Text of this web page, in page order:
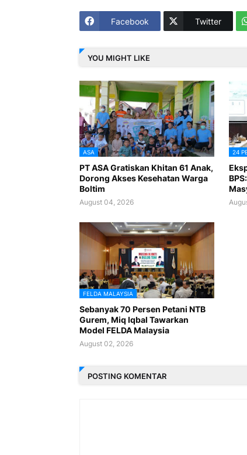
Facebook Twitter
YOU MIGHT LIKE
ASA
PT ASA Gratiskan Khitan 61 Anak,
Dorong Akses Kesehatan Warga
Boltim
August 04, 2026
24
FELDA MALAYSIA
Sebanyak 70 Persen Petani NTB
Gurem, Miq Iqbal Tawarkan
Model FELDA Malaysia
August 02, 2026
POSTING KOMENTAR